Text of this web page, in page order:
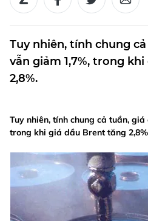
Tuy nhiên, tính chung
vẫn giảm 1,7%, trong
2,8%.
Tuy nhiên, tính chung cả tuần,
trong khi giá dầu Brent tăng